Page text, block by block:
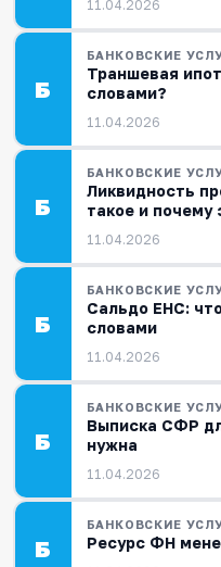
11.04.2026
Б
БАНКОВСКИЕ
Траншевая
словами?
11.04.2026
Б
БАНКОВСКИЕ
Ликвидность
такое и почему
11.04.2026
Б
БАНКОВСКИЕ
Сальдо ЕНС:
словами
11.04.2026
Б
БАНКОВСКИЕ
Выписка СФР
нужна
11.04.2026
Б
БАНКОВСКИЕ
Ресурс ФН